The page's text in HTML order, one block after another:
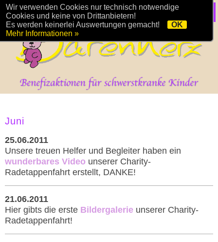
Juni
25.06.2011
Unsere treuen Helfer und Begleiter haben ein
wunderbares Video unserer Charity-
Radetappenfahrt erstellt, DANKE!
21.06.2011
Hier gibts die erste Bildergalerie unserer Charity-
Radetappenfahrt!
Wir verwenden Cookies nur technisch notwendige
Cookies und keine von Drittanbietern!
Es werden keinerlei Auswertungen gemacht!
OK
Mehr Informationen »